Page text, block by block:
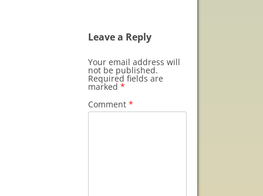
Leave a Reply
Your email address will
not be published.
Required fields are
marked *
Comment *